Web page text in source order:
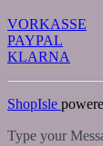
VORKASSE
PAYPAL
KLARNA
ShopIsle
Type your